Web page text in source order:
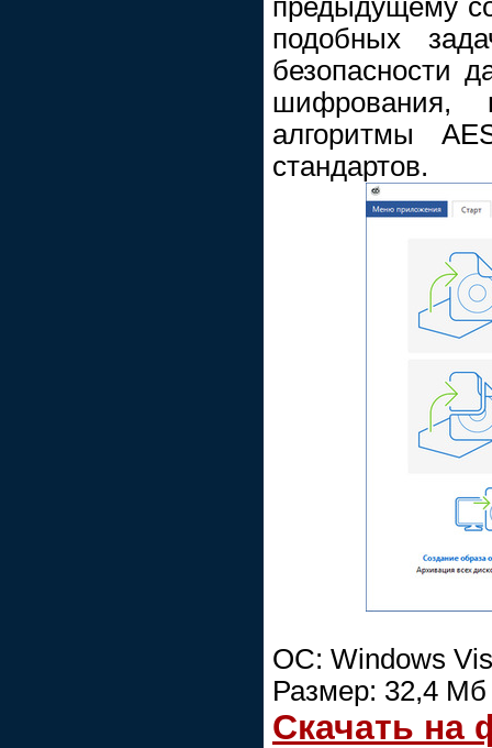
предыдущему
подобных
безопасности
шифрования,
алгоритмы
стандартов.
ОС: Windows
Размер: 32,4
Скачать на